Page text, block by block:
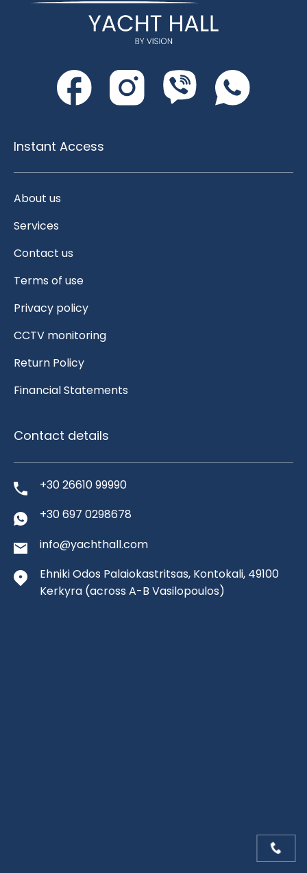
Instant Access
About us
Services
Contact us
Terms of use
Privacy policy
CCTV monitoring
Return Policy
Financial Statements
Contact details
+30 26610 99990
+30 697 0298678
info@yachthall.com
Ehniki Odos Palaiokastritsas, Kontokali, 49100
Kerkyra (across A-B Vasilopoulos)